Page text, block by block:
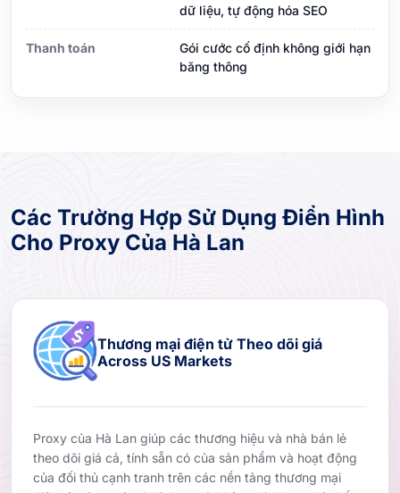
dữ liệu, tự động hóa SEO
Thanh toán
Gói cước cố định không giới hạn
băng thông
Các Trường Hợp Sử Dụng Điển Hình
Cho Proxy Của Hà Lan
Thương mại điện tử Theo dõi giá
Across US Markets
Proxy của Hà Lan giúp các thương hiệu và nhà bán lẻ
theo dõi giá cả, tính sẵn có của sản phẩm và hoạt động
của đối thủ cạnh tranh trên các nền tảng thương mại